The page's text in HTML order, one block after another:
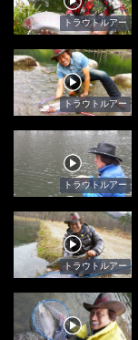
トラウトルアー
トラウトルアー
トラウトルアー
トラウトルアー